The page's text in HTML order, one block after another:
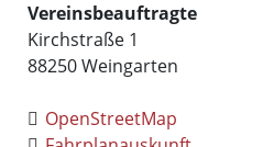
Vereinsbeauftragte
Kirchstraße 1
88250Weingarten
OpenStreetMap